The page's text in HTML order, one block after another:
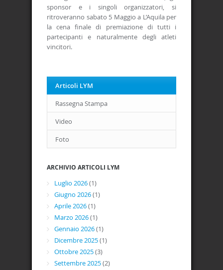
sponsor e i singoli organizzatori, si
ritroveranno sabato 5 Maggio a L’Aquila per
la cena finale di premiazione di tutti i
partecipanti e naturalmente degli atleti
vincitori.
Articoli LYM
Rassegna Stampa
Video
Foto
ARCHIVIO ARTICOLI LYM
Luglio 2026(1)
Giugno 2026(1)
Aprile 2026(1)
Marzo 2026(1)
Gennaio 2026(1)
Dicembre 2025(1)
Ottobre 2025(3)
Settembre 2025(2)